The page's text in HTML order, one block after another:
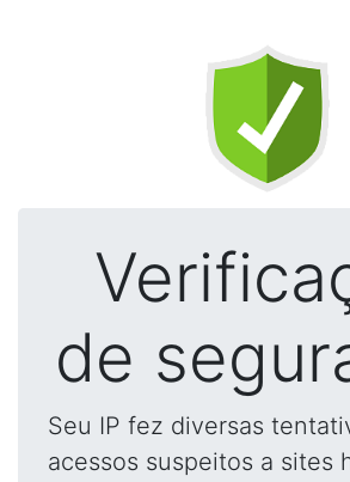
de
Seu IP fez diversas
acessos suspeitos a sites